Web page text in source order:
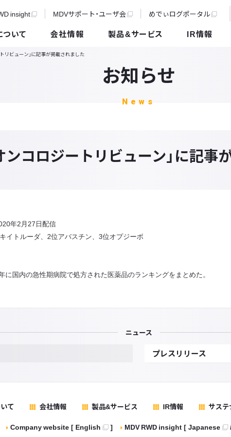
insight MDVサポート・ユーザ会 めでぃログポータル
いて 会社情報 製品&サービス IR情報
リビューン」に記事が掲載されました
お知らせ
News
ンコロジートリビューン」に記事
年2月27日配信
イトルーダ、2位アバスチン、3位オプジーボ
国内の急性期病院で処方された医薬品のランキングをまとめた。
ニュース
プレスリリース
て 会社情報 製品&サービス IR情報 サステ
Company website [ English ] MDV RWD insight [ Japanese